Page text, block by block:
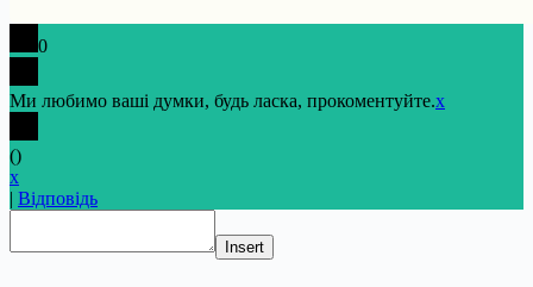
0
Ми любимо ваші думки, будь ласка, прокоментуйте.x
()
x
| Відповідь
Insert